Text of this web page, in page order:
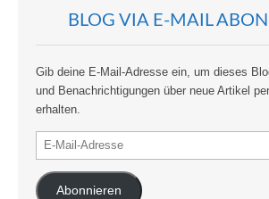
BLOG VIA E-MAIL
Gib deine E-Mail-Adresse ein, um dieses
und Benachrichtigungen über neue Artikel
erhalten.
E-
Mail-
Adresse
Abonnieren